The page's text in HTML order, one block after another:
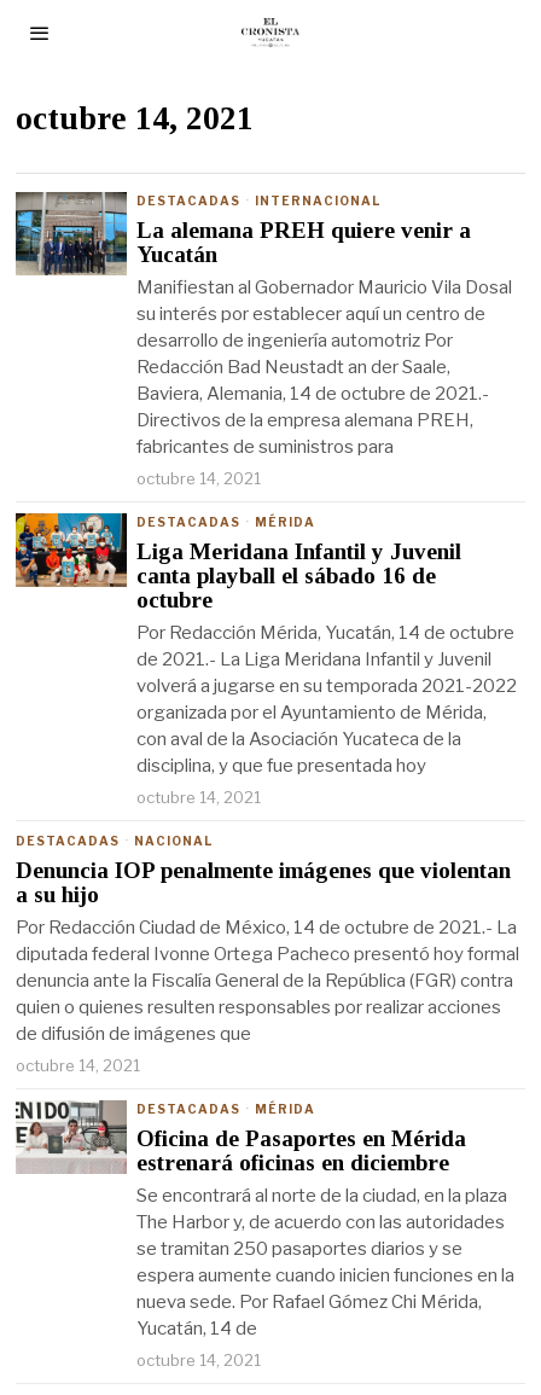
octubre 14, 2021
DESTACADAS · INTERNACIONAL
La alemana PREH quiere venir a
Yucatán
Manifiestan al Gobernador Mauricio Vila Dosal
su interés por establecer aquí un centro de
desarrollo de ingeniería automotriz Por
Redacción Bad Neustadt an der Saale,
Baviera, Alemania, 14 de octubre de 2021.-
Directivos de la empresa alemana PREH,
fabricantes de suministros para
octubre 14, 2021
DESTACADAS · MÉRIDA
Liga Meridana Infantil y Juvenil
canta playball el sábado 16 de
octubre
Por Redacción Mérida, Yucatán, 14 de octubre
de 2021.- La Liga Meridana Infantil y Juvenil
volverá a jugarse en su temporada 2021-2022
organizada por el Ayuntamiento de Mérida,
con aval de la Asociación Yucateca de la
disciplina, y que fue presentada hoy
octubre 14, 2021
DESTACADAS · NACIONAL
Denuncia IOP penalmente imágenes que violentan
a su hijo
Por Redacción Ciudad de México, 14 de octubre de 2021.- La
diputada federal Ivonne Ortega Pacheco presentó hoy formal
denuncia ante la Fiscalía General de la República (FGR) contra
quien o quienes resulten responsables por realizar acciones
de difusión de imágenes que
octubre 14, 2021
DESTACADAS · MÉRIDA
Oficina de Pasaportes en Mérida
estrenará oficinas en diciembre
Se encontrará al norte de la ciudad, en la plaza
The Harbor y, de acuerdo con las autoridades
se tramitan 250 pasaportes diarios y se
espera aumente cuando inicien funciones en la
nueva sede. Por Rafael Gómez Chi Mérida,
Yucatán, 14 de
octubre 14, 2021